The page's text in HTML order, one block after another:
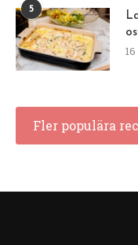
5
Fler populära